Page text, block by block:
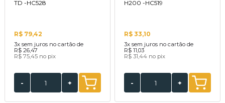
TD -HC528
R$ 79,42
3x sem juros no cartão de
R$ 26,47
R$ 75,45 no pix
- +
H200 -HC519
R$ 33,10
3x sem juros no cartão de
R$ 11,03
R$ 31,44 no pix
- +